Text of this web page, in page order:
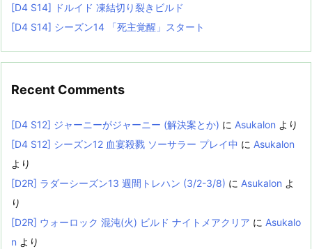
[D4 S14] ドルイド 凍結切り裂きビルド
[D4 S14] シーズン14 「死主覚醒」スタート
Recent Comments
[D4 S12] ジャーニーがジャーニー (解決案とか) に Asukalon より
[D4 S12] シーズン12 血宴殺戮 ソーサラー プレイ中 に Asukalon
より
[D2R] ラダーシーズン13 週間トレハン (3/2-3/8) に Asukalon よ
り
[D2R] ウォーロック 混沌(火) ビルド ナイトメアクリア に Asukalo
n より